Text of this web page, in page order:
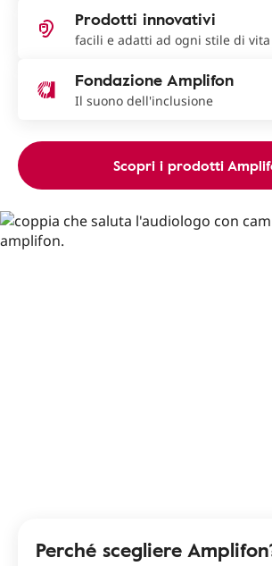
Prodotti innovativi
facili e adatti ad ogni stile di vita
Fondazione Amplifon
Il suono dell'inclusione
Scopri i prodotti
Perché scegliere